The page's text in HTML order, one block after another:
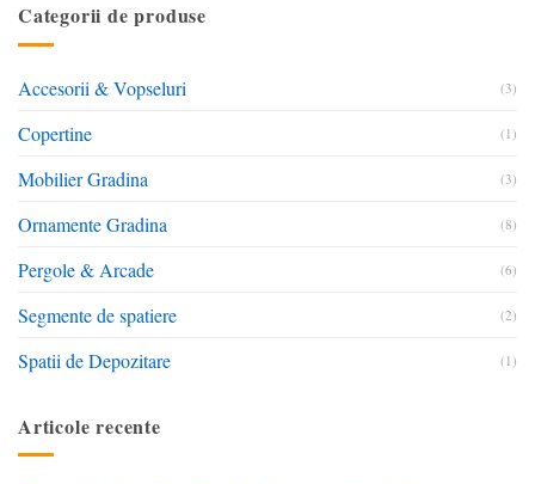
Categorii de produse
Accesorii & Vopseluri (3)
Copertine (1)
Mobilier Gradina (3)
Ornamente Gradina (8)
Pergole & Arcade (6)
Segmente de spatiere (2)
Spatii de Depozitare (1)
Articole recente